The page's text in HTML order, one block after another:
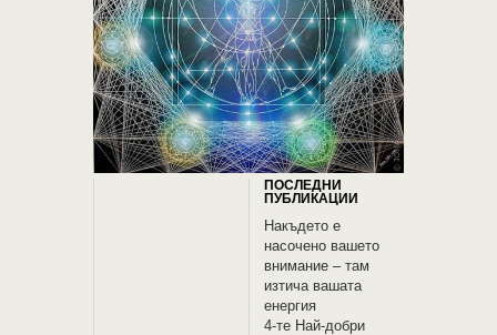
ПОСЛЕДНИ
ПУБЛИКАЦИИ
Накъдето е
насочено вашето
внимание – там
изтича вашата
енергия
4-те Най-добри